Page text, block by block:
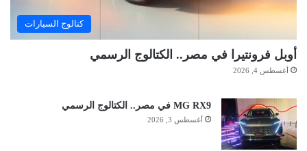
كتالوج السيارات
أوبل فرونتيرا في مصر.. الكتالوج الرسمي
أغسطس 4, 2026
MG RX9 في مصر.. الكتالوج الرسمي
أغسطس 3, 2026